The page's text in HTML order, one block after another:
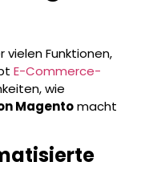
Funktionen,
E-Commerce-
wie
Magentomacht